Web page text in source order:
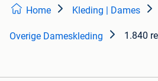
Home Kleding | Dames
Overige Dameskleding 1.840